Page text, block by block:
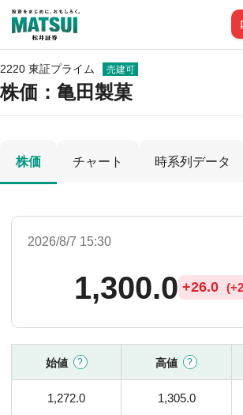
2220 東証プライム 売建可
株価 ：亀田製菓
株価 チャート 時系列データ
2026/8/7 15:30
1,300.0 +26.0 (+
始値 高値
1,272.0 1,305.0